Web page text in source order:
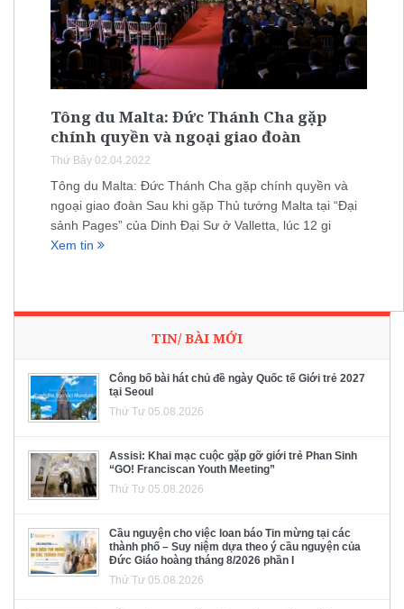
Tông du Malta: Đức Thánh Cha gặp
chính quyền và ngoại giao đoàn
Thứ Bảy 02.04.2022
Tông du Malta: Đức Thánh Cha gặp chính quyền và
ngoại giao đoàn Sau khi gặp Thủ tướng Malta tại “Đại
sảnh Pages” của Dinh Đại Sư ở Valletta, lúc 12 gi
Xem tin
TIN/ BÀI MỚI
Công bố bài hát chủ đề ngày Quốc tế Giới trẻ 2027
tại Seoul
Thứ Tư 05.08.2026
Assisi: Khai mạc cuộc gặp gỡ giới trẻ Phan Sinh
“GO! Franciscan Youth Meeting”
Thứ Tư 05.08.2026
Cầu nguyện cho việc loan báo Tin mừng tại các
thành phố – Suy niệm dựa theo ý cầu nguyện của
Đức Giáo hoàng tháng 8/2026 phần I
Thứ Tư 05.08.2026